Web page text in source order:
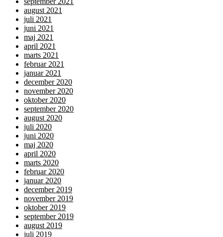
august 2021
juli 2021
juni 2021
maj 2021
april 2021
marts 2021
februar 2021
januar 2021
december 2020
november 2020
oktober 2020
september 2020
august 2020
juli 2020
juni 2020
maj 2020
april 2020
marts 2020
februar 2020
januar 2020
december 2019
november 2019
oktober 2019
september 2019
august 2019
juli 2019